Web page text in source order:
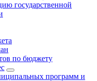
государственной
по бюджету
программ и